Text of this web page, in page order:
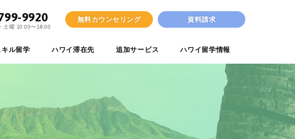
9920
土曜 10:00〜18:00
無料カウンセリング 資料請求
ル留学 ハワイ滞在先 追加サービス ハワイ留学情報